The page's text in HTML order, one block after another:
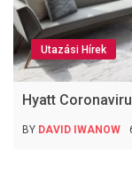
Utazási Hírek
Hyatt
BY DAVID IWANOW